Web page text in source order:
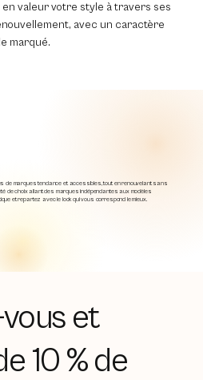
valeur votre style à travers ses
avec un caractère
marqué.
de marques tendance et accessibles, tout en renouvelant sans
de choix allant des marques indépendantes aux modèles
et repartez avec le look qui vous correspond le mieux.
et
10 % de